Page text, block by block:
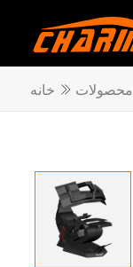
خانه محصولات